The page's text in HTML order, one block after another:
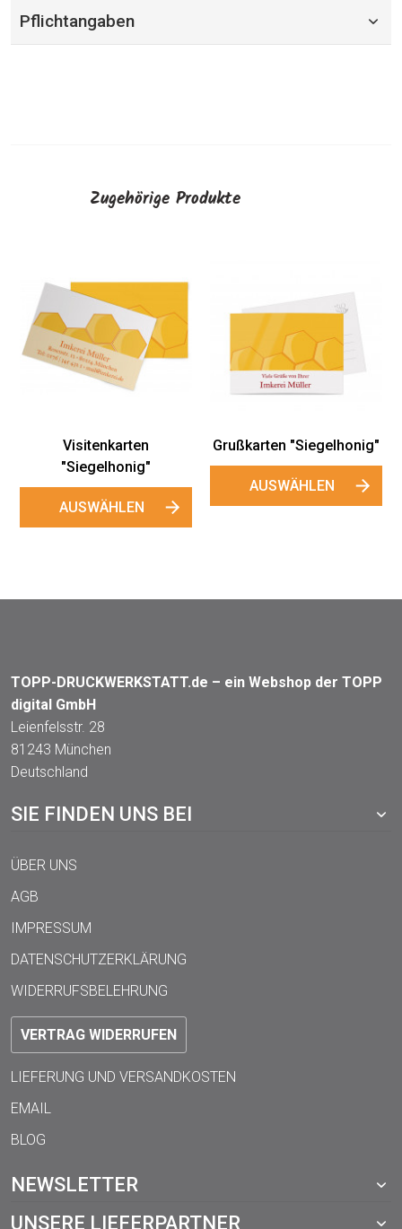
Pflichtangaben
Zugehörige Produkte
Visitenkarten
"Siegelhonig"
AUSWÄHLEN
Grußkarten "Siegelhonig"
AUSWÄHLEN
TOPP-DRUCKWERKSTATT.de – ein Webshop der TOPP
digital GmbH
Leienfelsstr. 28
81243 München
Deutschland
SIE FINDEN UNS BEI
ÜBER UNS
AGB
IMPRESSUM
DATENSCHUTZERKLÄRUNG
WIDERRUFSBELEHRUNG
VERTRAG WIDERRUFEN
LIEFERUNG UND VERSANDKOSTEN
EMAIL
BLOG
NEWSLETTER
UNSERE LIEFERPARTNER